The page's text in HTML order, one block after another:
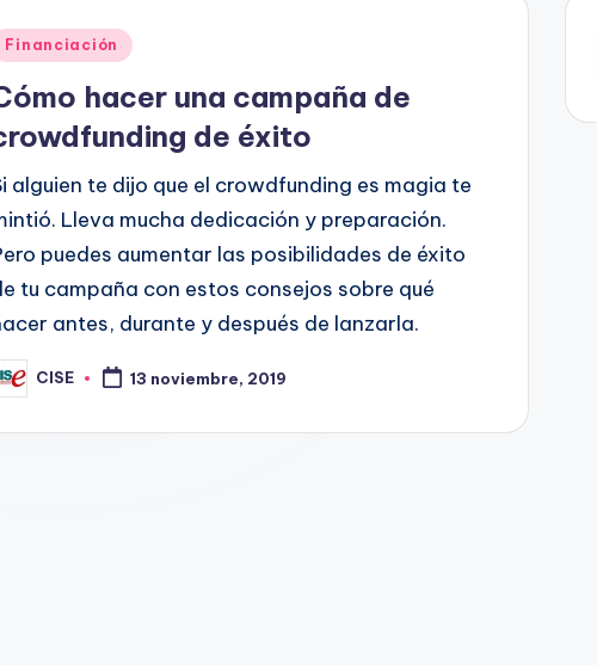
Financiación
hacer una campaña de
de éxito
alguien te dijo que el crowdfunding es magia te
Lleva mucha dedicación y preparación.
puedes aumentar las posibilidades de éxito
tu campaña con estos consejos sobre qué
antes, durante y después de lanzarla.
CISE 13 noviembre, 2019